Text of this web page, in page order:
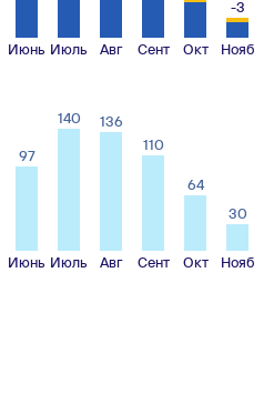
Июнь Июль Авг Сент Окт
-3
Нояб
97
Июнь
140
Июль
136
Авг
110
Сент
64
Окт
30
Нояб